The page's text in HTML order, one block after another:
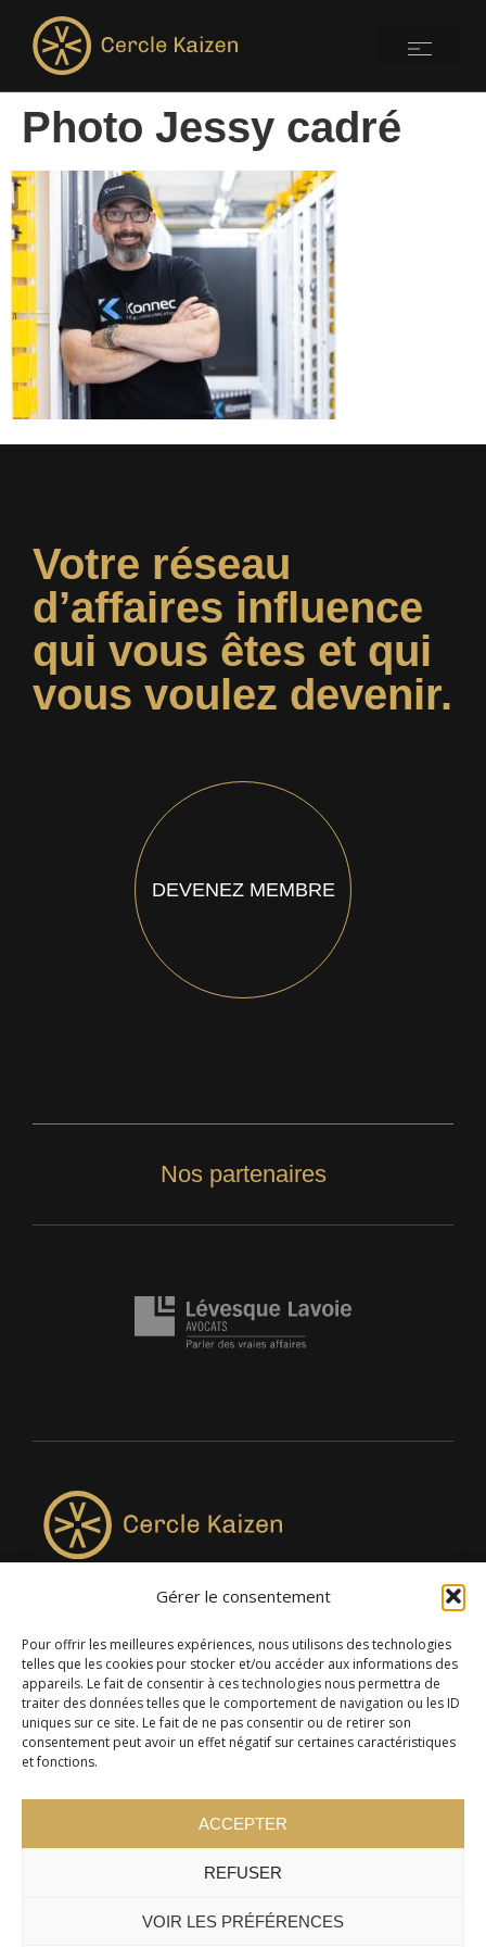
Gérer le consentement
Pour offrir les meilleures expériences, nous utilisons des technologies
telles que les cookies pour stocker et/ou accéder aux informations des
appareils. Le fait de consentir à ces technologies nous permettra de
traiter des données telles que le comportement de navigation ou les ID
uniques sur ce site. Le fait de ne pas consentir ou de retirer son
consentement peut avoir un effet négatif sur certaines caractéristiques
et fonctions.
ACCEPTER
REFUSER
VOIR LES PRÉFÉRENCES
Photo Jessy cadré
Votre réseau
d’affaires influence
qui vous êtes et qui
vous voulez devenir.
DEVENEZ MEMBRE
Nos partenaires
4957, rue Lionel-Groulx, bureau 819, Saint-Augustin-de-
Desmaures QC G3A 0M7
© 2024 Cercle Kaizen. Tous droits réservés -